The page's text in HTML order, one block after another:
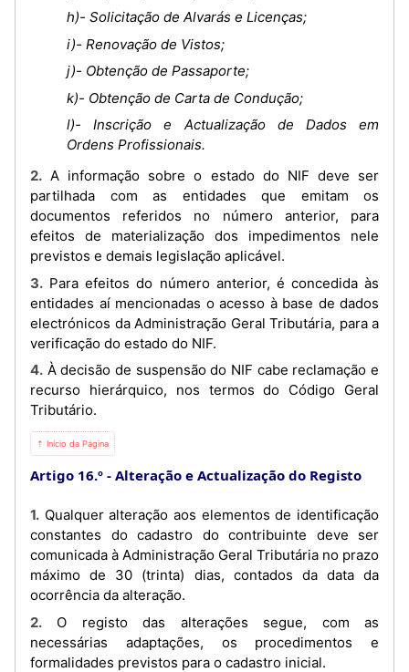
h)- Solicitação de Alvarás e Licenças;
i)- Renovação de Vistos;
j)- Obtenção de Passaporte;
k)- Obtenção de Carta de Condução;
l)- Inscrição e Actualização de Dados em
Ordens Profissionais.
2. A informação sobre o estado do NIF deve ser
partilhada com as entidades que emitam os
documentos referidos no número anterior, para
efeitos de materialização dos impedimentos nele
previstos e demais legislação aplicável.
3. Para efeitos do número anterior, é concedida às
entidades aí mencionadas o acesso à base de dados
electrónicos da Administração Geral Tributária, para a
verificação do estado do NIF.
4. À decisão de suspensão do NIF cabe reclamação e
recurso hierárquico, nos termos do Código Geral
Tributário.
⇡ Início da Página
Artigo 16.º Alteração e Actualização do Registo
1. Qualquer alteração aos elementos de identificação
constantes do cadastro do contribuinte deve ser
comunicada à Administração Geral Tributária no prazo
máximo de 30 (trinta) dias, contados da data da
ocorrência da alteração.
2. O registo das alterações segue, com as
necessárias adaptações, os procedimentos e
formalidades previstos para o cadastro inicial.